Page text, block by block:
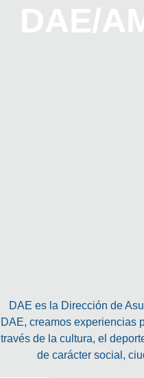
DAE/
DAE es la Dirección de
DAE, creamos experiencias
través de la cultura, el
de carácter social,